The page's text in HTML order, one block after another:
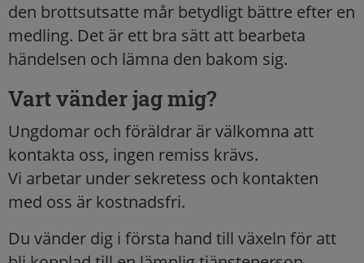
den brottsutsatte mår betydligt bättre efter en
medling. Det är ett bra sätt att bearbeta
händelsen och lämna den bakom sig.
Vart vänder jag mig?
Ungdomar och föräldrar är välkomna att
kontakta oss, ingen remiss krävs.
Vi arbetar under sekretess och kontakten
med oss är kostnadsfri.
Du vänder dig i första hand till växeln för att